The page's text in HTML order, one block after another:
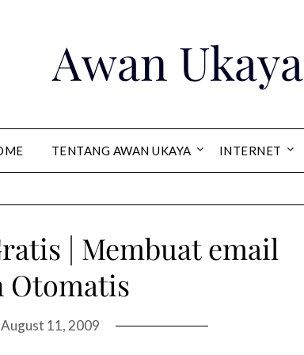
Awan Ukaya
TENTANG AWAN UKAYA INTERNET
| Membuat email
Otomatis
August 11, 2009